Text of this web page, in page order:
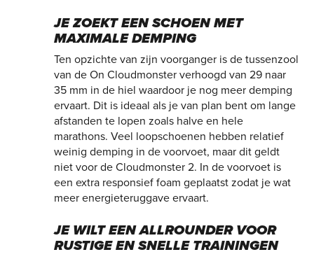
JE ZOEKT EEN SCHOEN MET
MAXIMALE DEMPING
Ten opzichte van zijn voorganger is de tussenzool
van de On Cloudmonster verhoogd van 29 naar
35 mm in de hiel waardoor je nog meer demping
ervaart. Dit is ideaal als je van plan bent om lange
afstanden te lopen zoals halve en hele
marathons. Veel loopschoenen hebben relatief
weinig demping in de voorvoet, maar dit geldt
niet voor de Cloudmonster 2. In de voorvoet is
een extra responsief foam geplaatst zodat je wat
meer energieteruggave ervaart.
JE WILT EEN ALLROUNDER VOOR
RUSTIGE EN SNELLE TRAININGEN